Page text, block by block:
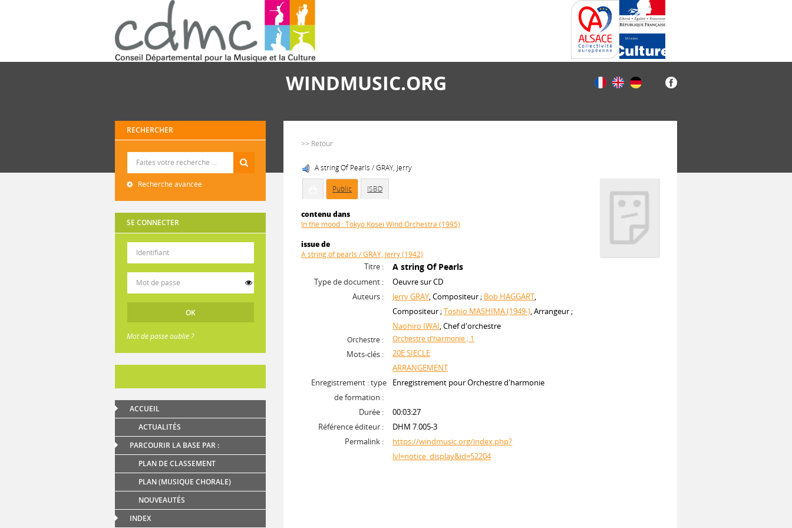
WINDMUSIC.ORG
RECHERCHER
Recherche avancée
SE CONNECTER
Mot de passe oublié ?
ACCUEIL
ACTUALITÉS
PARCOURIR LA BASE PAR :
PLAN DE CLASSEMENT
PLAN (MUSIQUE CHORALE)
NOUVEAUTÉS
INDEX
>> Retour
A string Of Pearls / GRAY, Jerry
Public ISBD
contenu dans
In the mood : Tokyo Kosei Wind Orchestra (1995)
issue de
A string of pearls / GRAY, Jerry (1942)
Titre : A string Of Pearls
Type de document :
Oeuvre sur CD
Auteurs :
Jerry GRAY, Compositeur ; Bob HAGGART,
Compositeur ;Toshio MASHIMA (1949-), Arrangeur ;
Naohiro IWAI, Chef d'orchestre
Orchestre : Orchestre d'harmonie ; 1
Mots-clés :
20E SIECLE
ARRANGEMENT
Enregistrement : type
de formation :
Enregistrement pour Orchestre d'harmonie
Durée :
00:03:27
Référence éditeur :
DHM 7.005-3
Permalink :
https://windmusic.org/index.php?
lvl=notice_display&id=52204